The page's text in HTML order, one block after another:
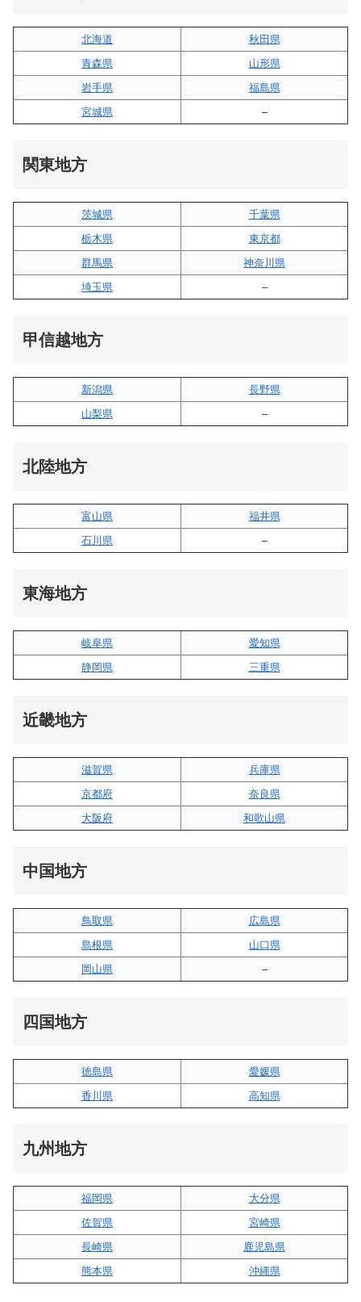
北海道
秋田県
青森県
山形県
岩手県
福島県
宮城県
–
関東地方
茨城県
千葉県
栃木県
東京都
群馬県
神奈川県
埼玉県
–
甲信越地方
新潟県
長野県
山梨県
–
北陸地方
富山県
福井県
石川県
–
東海地方
岐阜県
愛知県
静岡県
三重県
近畿地方
滋賀県
兵庫県
京都府
奈良県
大阪府
和歌山県
中国地方
鳥取県
広島県
島根県
山口県
岡山県
–
四国地方
徳島県
愛媛県
香川県
高知県
九州地方
福岡県
大分県
佐賀県
宮崎県
長崎県
鹿児島県
熊本県
沖縄県